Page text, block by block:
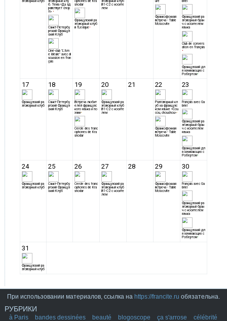
При использовании материалов, ссылка на https://francite.ru обязательна.
РУБРИКИ
à Paris bandes dessinées beauté blogoscope ça s'arrose célébrité